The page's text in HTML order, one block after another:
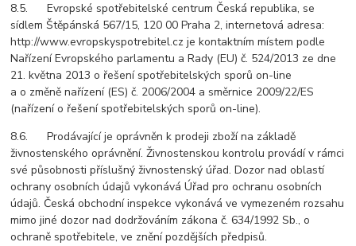
8.5. Evropské spotřebitelské centrum Česká republika, se
sídlem Štěpánská 567/15, 120 00 Praha 2, internetová adresa:
http://www.evropskyspotrebitel.cz je kontaktním místem podle
Nařízení Evropského parlamentu a Rady (EU) č. 524/2013 ze dne
21. května 2013 o řešení spotřebitelských sporů on-line
a o změně nařízení (ES) č. 2006/2004 a směrnice 2009/22/ES
(nařízení o řešení spotřebitelských sporů on-line).
8.6. Prodávající je oprávněn k prodeji zboží na základě
živnostenského oprávnění. Živnostenskou kontrolu provádí v rámci
své působnosti příslušný živnostenský úřad. Dozor nad oblastí
ochrany osobních údajů vykonává Úřad pro ochranu osobních
údajů. Česká obchodní inspekce vykonává ve vymezeném rozsahu
mimo jiné dozor nad dodržováním zákona č. 634/1992 Sb., o
ochraně spotřebitele, ve znění pozdějších předpisů.